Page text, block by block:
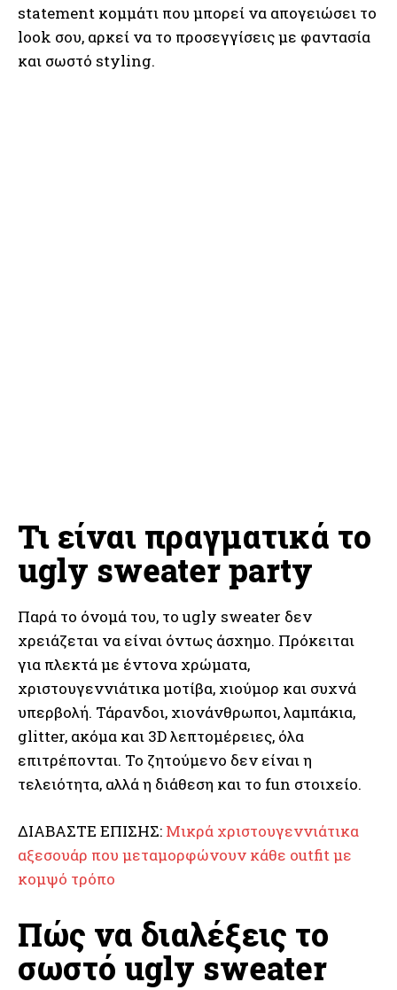
statement κομμάτι που μπορεί να απογειώσει το
look σου, αρκεί να το προσεγγίσεις με φαντασία
και σωστό styling.
Τι είναι πραγματικά το
ugly sweater party
Παρά το όνομά του, το ugly sweater δεν
χρειάζεται να είναι όντως άσχημο. Πρόκειται
για πλεκτά με έντονα χρώματα,
χριστουγεννιάτικα μοτίβα, χιούμορ και συχνά
υπερβολή. Τάρανδοι, χιονάνθρωποι, λαμπάκια,
glitter, ακόμα και 3D λεπτομέρειες, όλα
επιτρέπονται. Το ζητούμενο δεν είναι η
τελειότητα, αλλά η διάθεση και το fun στοιχείο.
ΔΙΑΒΑΣΤΕ ΕΠΙΣΗΣ: Μικρά χριστουγεννιάτικα
αξεσουάρ που μεταμορφώνουν κάθε outfit με
κομψό τρόπο
Πώς να διαλέξεις το
σωστό ugly sweater